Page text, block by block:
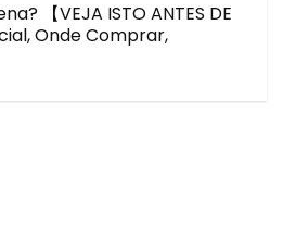
【VEJA ISTO ANTES DE
Onde Comprar,